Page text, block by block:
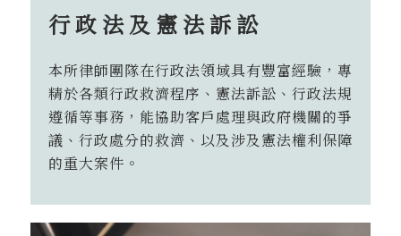
行政法及憲法訴訟
本所律師團隊在行政法領域具有豐富經驗，專
精於各類行政救濟程序、憲法訴訟、行政法規
遵循等事務，能協助客戶處理與政府機關的爭
議、行政處分的救濟、以及涉及憲法權利保障
的重大案件。